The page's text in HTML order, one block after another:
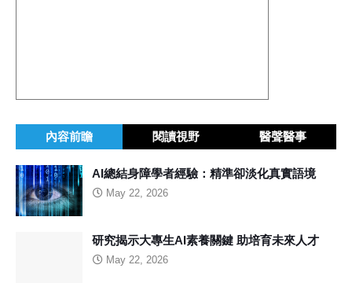
內容前瞻 閱讀視野 醫聲醫事
AI總結身障學者經驗：精準卻淡化真實語境
May 22, 2026
研究揭示大專生AI素養關鍵 助培育未來人才
May 22, 2026